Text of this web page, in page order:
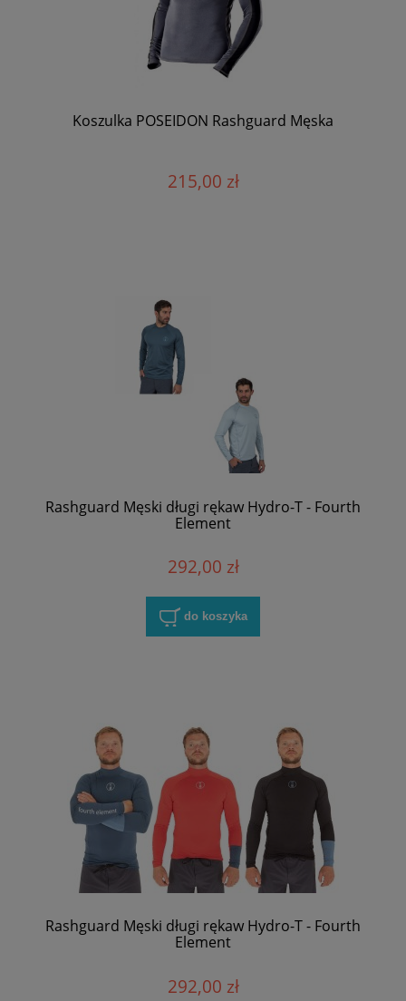
Koszulka POSEIDON Rashguard Męska
215,00 zł
Rashguard Męski długi rękaw Hydro-T - Fourth
Element
292,00 zł
do koszyka
Rashguard Męski długi rękaw Hydro-T - Fourth
Element
292,00 zł